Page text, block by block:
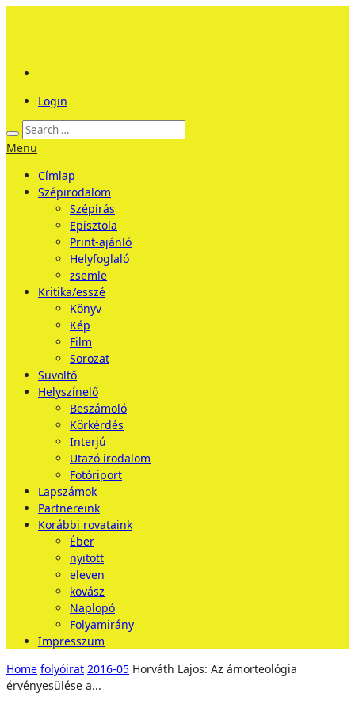
Login
Menu
Címlap
Szépirodalom
Szépírás
Episztola
Print-ajánló
Helyfoglaló
zsemle
Kritika/esszé
Könyv
Kép
Film
Sorozat
Süvöltő
Helyszínelő
Beszámoló
Körkérdés
Interjú
Utazó irodalom
Fotóriport
Lapszámok
Partnereink
Korábbi rovataink
Éber
nyitott
eleven
kovász
Naplopó
Folyamirány
Impresszum
Home folyóirat 2016-05 Horváth Lajos: Az ámorteológia
érvényesülése a...